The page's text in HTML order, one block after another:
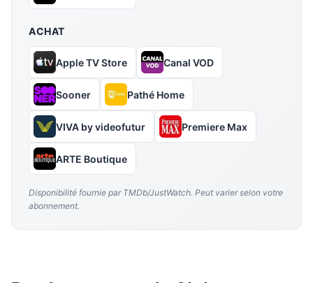
ACHAT
Apple TV Store Canal VOD
Sooner Pathé Home
VIVA by videofutur Premiere Max
ARTE Boutique
Disponibilité fournie par TMDb/JustWatch. Peut varier selon votre
abonnement.